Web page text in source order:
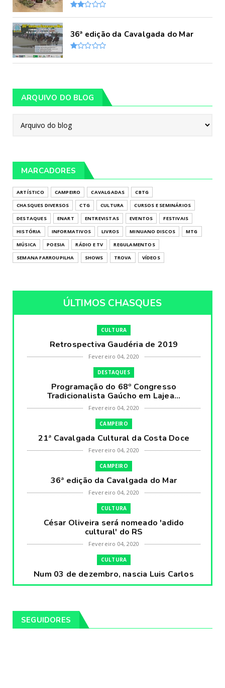
36ª edição da Cavalgada do Mar
ARQUIVO DO BLOG
MARCADORES
ARTÍSTICO CAMPEIRO CAVALGADAS
CBTG
CHASQUES DIVERSOS
CTG CULTURA
CURSOS E SEMINÁRIOS
DESTAQUES
ENART ENTREVISTAS EVENTOS
FESTIVAIS
HISTÓRIA
INFORMATIVOS LIVROS MINUANO DISCOS
MTG
MÚSICA
POESIA RÁDIO E TV
REGULAMENTOS
SEMANA FARROUPILHA
SHOWS TROVA VÍDEOS
ÚLTIMOS CHASQUES
CULTURA
Retrospectiva Gaudéria de 2019
Fevereiro 04, 2020
DESTAQUES
Programação do 68º Congresso
Tradicionalista Gaúcho em Lajea...
Fevereiro 04, 2020
CAMPEIRO
21ª Cavalgada Cultural da Costa Doce
Fevereiro 04, 2020
CAMPEIRO
36ª edição da Cavalgada do Mar
Fevereiro 04, 2020
CULTURA
César Oliveira será nomeado 'adido
cultural' do RS
Fevereiro 04, 2020
CULTURA
Num 03 de dezembro, nascia Luis Carlos
Prestes, o Cavaleiro ...
Pintores da Temática Gauchesca - parte
SEGUIDORES